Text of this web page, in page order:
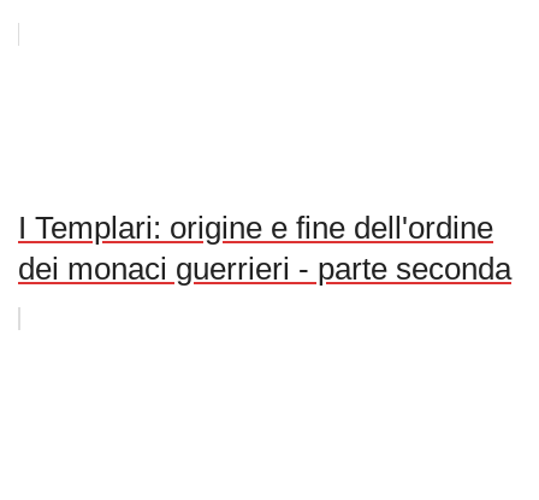
I Templari: origine e fine dell'ordine
dei monaci guerrieri - parte seconda